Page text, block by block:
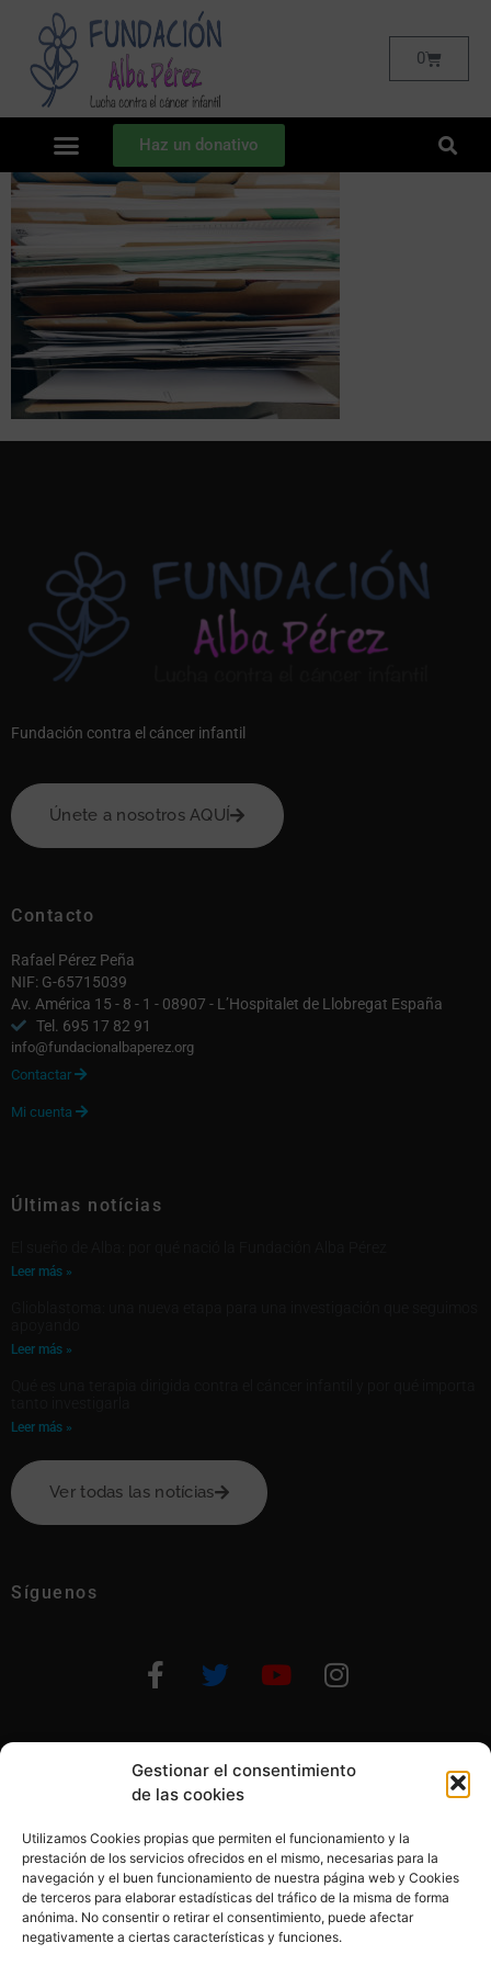
Gestionar el consentimiento
de las cookies
Utilizamos Cookies propias que permiten el funcionamiento y la
prestación de los servicios ofrecidos en el mismo, necesarias para la
navegación y el buen funcionamiento de nuestra página web y Cookies
de terceros para elaborar estadísticas del tráfico de la misma de forma
anónima. No consentir o retirar el consentimiento, puede afectar
negativamente a ciertas características y funciones.
0
Haz un donativo
Fundación contra el cáncer infantil
Únete a nosotros AQUÍ
Contacto
Rafael Pérez Peña
NIF: G-65715039
Av. América 15 - 8 - 1 - 08907 - L’Hospitalet de Llobregat España
Tel. 695 17 82 91
info@fundacionalbaperez.org
Contactar 
Mi cuenta 
Últimas notícias
Leer más »
Leer más »
Leer más »
Ver todas las notícias
Síguenos
Otras formas de ayudar
© 2020, Fundación Alba Pérez. All Rights Reserved